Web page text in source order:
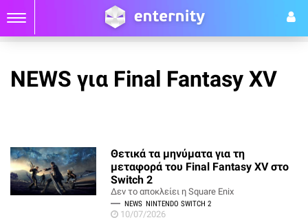
NEWS για Final Fantasy XV
Θετικά τα μηνύματα για τη
μεταφορά του Final Fantasy XV στο
Switch 2
Δεν το αποκλείει η Square Enix
NEWS NINTENDO SWITCH 2
10/07/2026